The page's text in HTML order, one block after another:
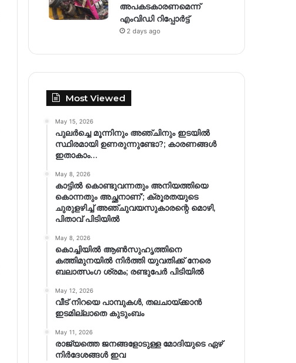
അപകടകാരണമെന്ന്
എംവിഡി റിപ്പോർട്ട്
2 days ago
Most Viewed
May 15, 2026
പുലർച്ചെ മൂന്നിനും അഞ്ചിനും ഇടയിൽ
സ്ഥിരമായി ഉണരുന്നുണ്ടോ?; കാരണങ്ങള്‍
ഇതാകാം…
May 8, 2026
കാട്ടിൽ കൊണ്ടുവന്നതും അനിയത്തിയെ
കൊന്നതും അച്ഛനാണ്’; ക്രൂരതയുടെ
ചുരുളഴിച്ച് അഞ്ചുവയസുകാരന്റെ മൊഴി,
പിതാവ് പിടിയിൽ
May 8, 2026
കൊച്ചിയിൽ ആൺസുഹൃത്തിനെ
കത്തിമുനയിൽ നിർത്തി യുവതിക്ക് നേരെ
ബലാത്സംഗ​ ശ്രമം; രണ്ടുപേർ പിടിയിൽ
May 12, 2026
വീട് നിറയെ പാമ്പുകൾ, തലചായ്ക്കാൻ
ഇടമില്ലാതെ കുടുംബം
May 11, 2026
രാജ്യത്തെ ജനങ്ങളോടുള്ള മോദിയുടെ ഏഴ്
നിര്‍ദേശങ്ങള്‍ ഇവ